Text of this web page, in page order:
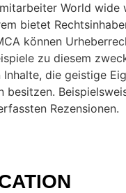
World
bietet
können
zu diesem
die geistige
besitzen.
Rezensionen.